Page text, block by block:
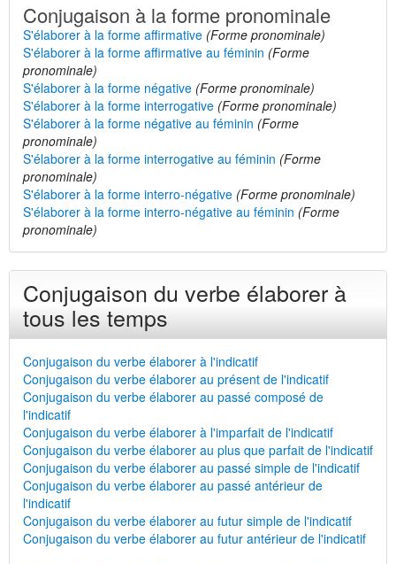
Conjugaison à la forme pronominale
S'élaborer à la forme affirmative (Forme pronominale)
S'élaborer à la forme affirmative au féminin (Forme
pronominale)
S'élaborer à la forme négative (Forme pronominale)
S'élaborer à la forme interrogative (Forme pronominale)
S'élaborer à la forme négative au féminin (Forme
pronominale)
S'élaborer à la forme interrogative au féminin (Forme
pronominale)
S'élaborer à la forme interro-négative (Forme pronominale)
S'élaborer à la forme interro-négative au féminin (Forme
pronominale)
Conjugaison du verbe élaborer à
tous les temps
Conjugaison du verbe élaborer à l'indicatif
Conjugaison du verbe élaborer au présent de l'indicatif
Conjugaison du verbe élaborer au passé composé de
l'indicatif
Conjugaison du verbe élaborer à l'imparfait de l'indicatif
Conjugaison du verbe élaborer au plus que parfait de l'indicatif
Conjugaison du verbe élaborer au passé simple de l'indicatif
Conjugaison du verbe élaborer au passé antérieur de
l'indicatif
Conjugaison du verbe élaborer au futur simple de l'indicatif
Conjugaison du verbe élaborer au futur antérieur de l'indicatif